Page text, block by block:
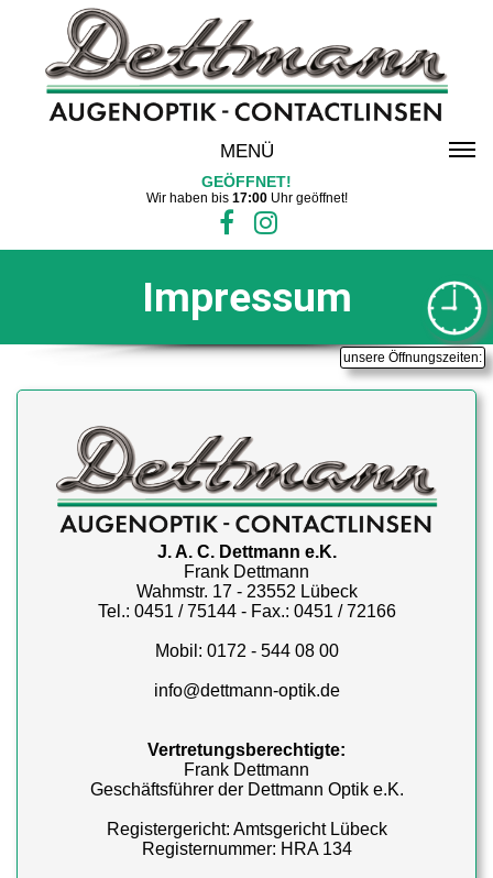
MENÜ
GEÖFFNET!
Wir haben bis 17:00Uhr geöffnet!
Impressum
J. A. C. Dettmann e.K.
Frank Dettmann
Wahmstr. 17 - 23552 Lübeck
Tel.: 0451 / 75144 - Fax.: 0451 / 72166
Mobil: 0172 - 544 08 00
info@dettmann-optik.de
Vertretungsberechtigte:
Frank Dettmann
Geschäftsführer der Dettmann Optik e.K.
Registergericht: Amtsgericht Lübeck
Registernummer: HRA 134
unsere Öffnungszeiten: